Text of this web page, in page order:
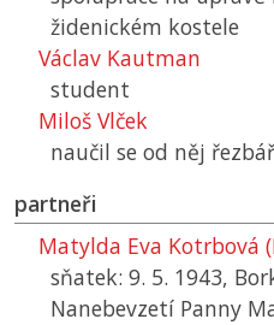
židenickém kostele
Václav Kautman
student
Miloš Vlček
naučil se od něj
partneři
Matylda Eva Kotrbová
sňatek: 9. 5. 1943,
Nanebevzetí Panny